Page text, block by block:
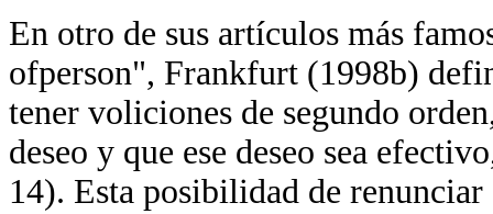
En otro de sus artículos más
ofperson", Frankfurt (1998b)
tener voliciones de segundo
deseo y que ese deseo sea
14). Esta posibilidad de